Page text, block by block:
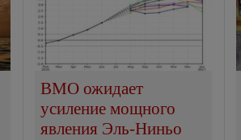
ВМО ожидает
усиление мощного
явления Эль-Ниньо